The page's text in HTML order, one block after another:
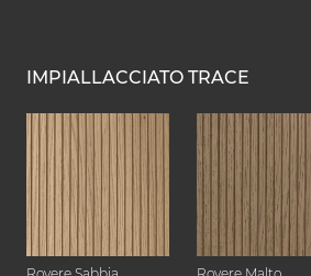
IMPIALLACCIATO TRACE